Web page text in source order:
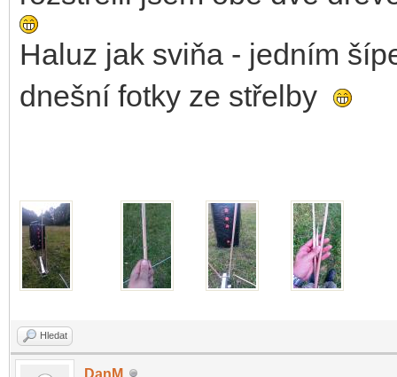
Haluz jak sviňa - jedním
dnešní fotky ze střelby
Hledat
DanM